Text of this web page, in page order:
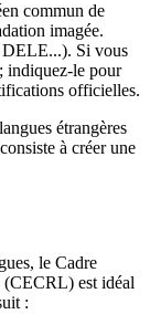
commun de
imagée.
Si vous
indiquez-le pour
officielles.
étrangères
à créer une
le Cadre
(CECRL) est idéal
: